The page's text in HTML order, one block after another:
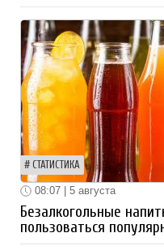
СТАТИСТИКА
08:07 | 5 августа
Безалкогольные
пользоваться